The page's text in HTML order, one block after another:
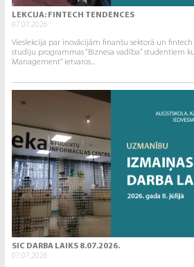
LEKCIJA: FINTECH TENDENCES
07.07.2026.
Vieslekcija par inovācijām finanšu sektorā un
studiju programmas “Biznesa vadība” studentiem
Management” ietvaros...
SIC DARBA LAIKS 8.07.2026.
07.07.2026.